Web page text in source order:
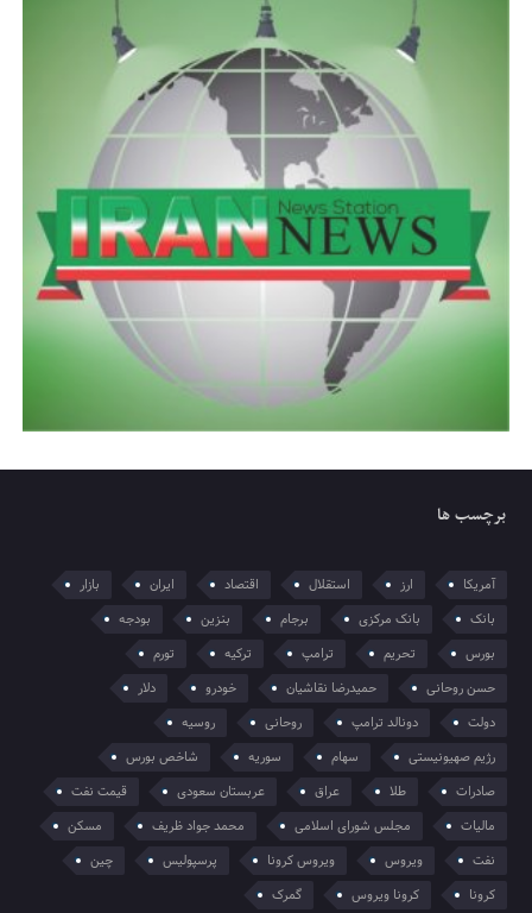
برچسب ها
آمریکا ارز استقلال اقتصاد ایران
بازار
بانک
بانک مرکزی برجام بنزین
بودجه
بورس
تحریم ترامپ ترکیه
تورم
حسن روحانی
حمیدرضا نقاشیان خودرو
دلار
دولت
دونالد ترامپ روحانی
روسیه
رژیم صهیونیستی
سهام سوریه
شاخص بورس
صادرات
طلا عراق عربستان سعودی
قیمت نفت
مالیات
مجلس شورای اسلامی محمد جواد ظریف
مسکن
نفت
ویروس ویروس کرونا پرسپولیس
چین
کرونا
کرونا ویروس گمرک